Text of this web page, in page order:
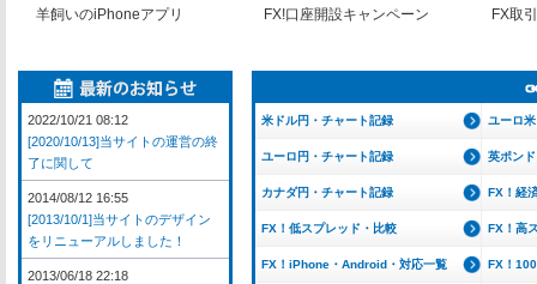
羊飼いのiPhoneアプリ FX!口座開設キャンペーン FX取
米ドル円・チャート記録 ユーロ
ユーロ円・チャート記録 英ポン
カナダ円・チャート記録 FX！経
FX！低スプレッド・比較 FX！高
FX！iPhone・Android・対応一覧 FX！
2022/10/21 08:12
[2020/10/13]当サイトの運営の終
了に関して
2014/08/12 16:55
[2013/10/1]当サイトのデザイン
をリニューアルしました！
2013/06/18 22:18